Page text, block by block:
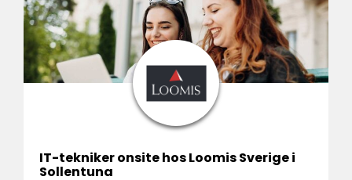
IT-tekniker onsite hos Loomis Sverige i
Sollentuna